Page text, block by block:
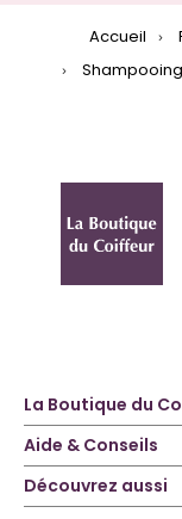
Accueil
La Boutique du
Aide & Conseils
Découvrez aussi